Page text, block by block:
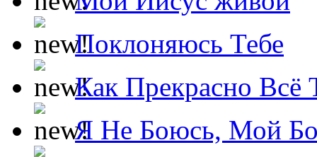
Поклоняюсь Тебе
Как Прекрасно Всё
Я Не Боюсь, Мой